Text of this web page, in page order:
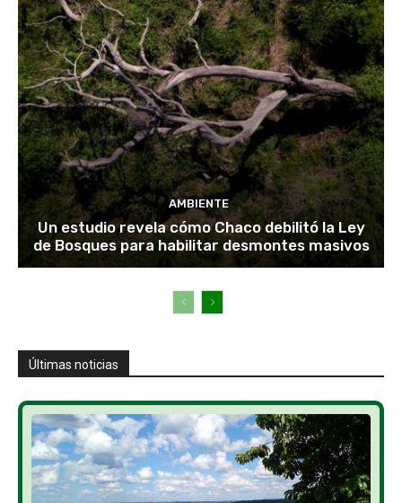
AMBIENTE
Un estudio revela cómo Chaco debilitó la Ley
de Bosques para habilitar desmontes masivos
Últimas noticias